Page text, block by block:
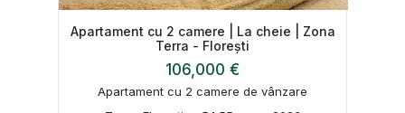
Apartament cu 2 camere | La cheie | Zona
Terra - Florești
106,000 €
Apartament cu 2 camere de vânzare